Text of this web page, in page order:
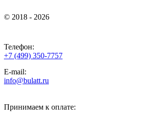
© 2018 - 2026
Телефон:
+7 (499) 350-7757
E-mail:
info@bulatt.ru
Принимаем к оплате: